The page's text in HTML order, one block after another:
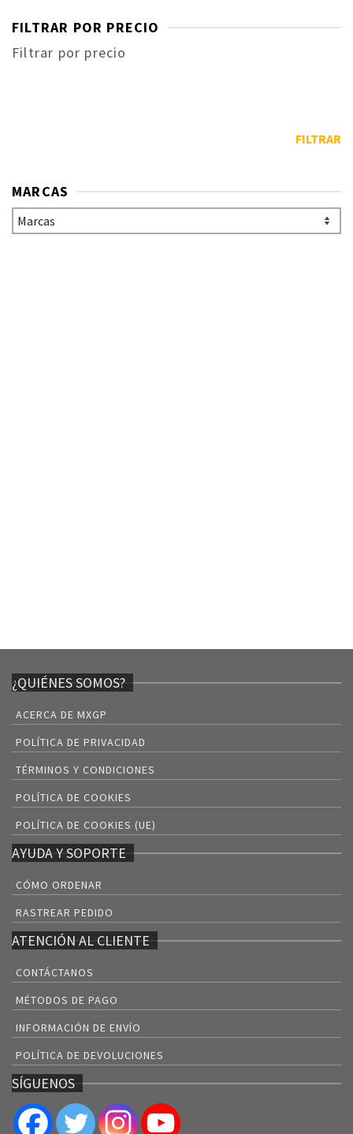
FILTRAR POR PRECIO
Filtrar por precio
FILTRAR
MARCAS
¿QUIÉNES SOMOS?
ACERCA DE MXGP
POLÍTICA DE PRIVACIDAD
TÉRMINOS Y CONDICIONES
POLÍTICA DE COOKIES
POLÍTICA DE COOKIES (UE)
AYUDA Y SOPORTE
CÓMO ORDENAR
RASTREAR PEDIDO
ATENCIÓN AL CLIENTE
CONTÁCTANOS
MÉTODOS DE PAGO
INFORMACIÓN DE ENVÍO
POLÍTICA DE DEVOLUCIONES
SÍGUENOS